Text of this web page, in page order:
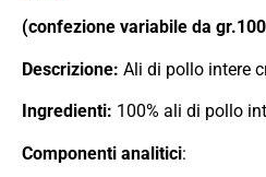
(confezione variabile da
Descrizione: Ali di pollo intere
Ingredienti: 100% ali di pollo
Componenti analitici: